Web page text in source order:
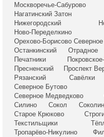
Москворечье-Сабурово
Нагатинский Затон
Нижегородский
Ново-Переделкино
Орехово-Борисово Северное
Останкинский
Отрадное
Печатники
Пресненский
Проспект
Рязанский
Савёлки
Северное Бутово
Северное Медведково
Силино
Сокол
Старое Крюково
Текстильщики
Тропарёво-Никулино